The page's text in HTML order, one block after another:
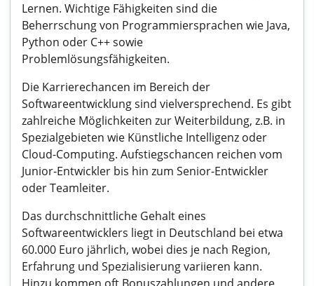
Lernen. Wichtige Fähigkeiten sind die
Beherrschung von Programmiersprachen wie Java,
Python oder C++ sowie
Problemlösungsfähigkeiten.
Die Karrierechancen im Bereich der
Softwareentwicklung sind vielversprechend. Es gibt
zahlreiche Möglichkeiten zur Weiterbildung, z.B. in
Spezialgebieten wie Künstliche Intelligenz oder
Cloud-Computing. Aufstiegschancen reichen vom
Junior-Entwickler bis hin zum Senior-Entwickler
oder Teamleiter.
Das durchschnittliche Gehalt eines
Softwareentwicklers liegt in Deutschland bei etwa
60.000 Euro jährlich, wobei dies je nach Region,
Erfahrung und Spezialisierung variieren kann.